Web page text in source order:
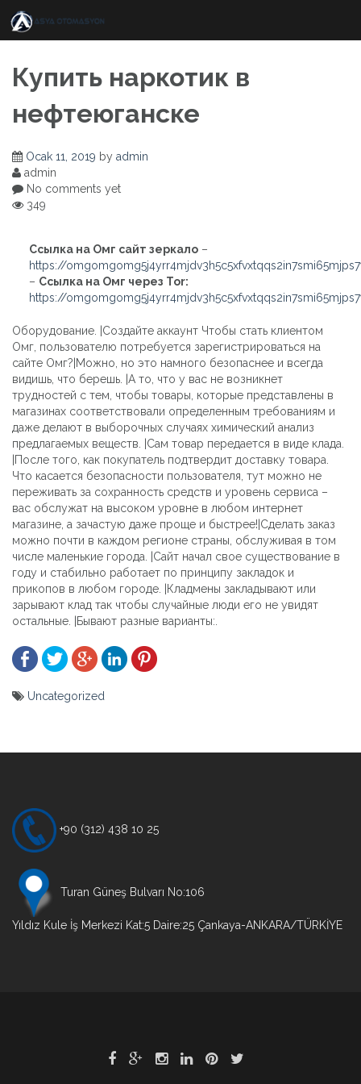
content
Купить наркотик в
нефтеюганске
Ocak 11, 2019 by admin
admin
No comments yet
349
Ссылка на Омг сайт зеркало –
https://
– Ссылка на Омг через Tor:
https://
Оборудование. |Создайте аккаунт Чтобы стать клиентом
Омг, пользователю потребуется зарегистрироваться на
сайте Омг?|Можно, но это намного безопаснее и всегда
видишь, что берешь. |А то, что у вас не возникнет
трудностей с тем, чтобы товары, которые представлены в
магазинах соответствовали определенным требованиям и
даже делают в выборочных случаях химический анализ
предлагаемых веществ. |Сам товар передается в виде клада.
|После того, как покупатель подтвердит доставку товара.
Что касается безопасности пользователя, тут можно не
переживать за сохранность средств и уровень сервиса –
вас обслужат на высоком уровне в любом интернет
магазине, а зачастую даже проще и быстрее!|Сделать заказ
можно почти в каждом регионе страны, обслуживая в том
числе маленькие города. |Сайт начал свое существование в
году и стабильно работает по принципу закладок и
прикопов в любом городе. |Кладмены закладывают или
зарывают клад так чтобы случайные люди его не увидят
остальные. |Бывают разные варианты:.
Uncategorized
+90 (312) 438 10 25
Turan Güneş Bulvarı No:106
Yıldız Kule İş Merkezi Kat:5 Daire:25 Çankaya-ANKARA/TÜRKİYE